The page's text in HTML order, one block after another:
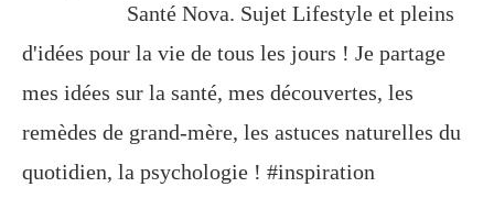
Santé Nova. Sujet Lifestyle et pleins
d'idées pour la vie de tous les jours ! Je partage
mes idées sur la santé, mes découvertes, les
remèdes de grand-mère, les astuces naturelles du
quotidien, la psychologie ! #inspiration